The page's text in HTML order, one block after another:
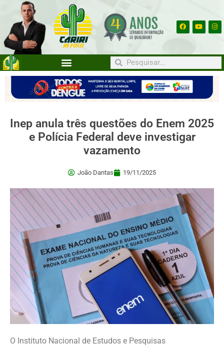
Inep anula três questões do Enem 2025
e Polícia Federal deve investigar
vazamento
João Dantas 19/11/2025
O Instituto Nacional de Estudos e Pesquisas